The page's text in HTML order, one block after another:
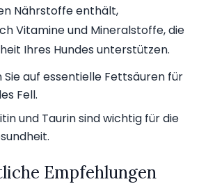
Nährstoffe enthält,
Vitamine und Mineralstoffe, die
Ihres Hundes unterstützen.
auf essentielle Fettsäuren für
Fell.
und Taurin sind wichtig für die
Empfehlungen